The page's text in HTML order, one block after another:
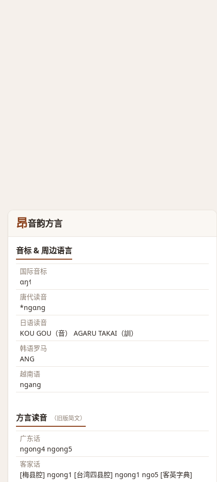
昂音韵方言
音标 & 周边语言
国际音标
ɑŋ˧˥
唐代读音
*ngɑng
日语读音
KOU GOU（音） AGARU TAKAI（訓）
韩语罗马
ANG
越南语
ngang
方言读音 （旧版简文）
广东话
ngong4 ngong5
客家话
[梅县腔] ngong1 [台湾四县腔] ngong1 ngo5 [客英字典]